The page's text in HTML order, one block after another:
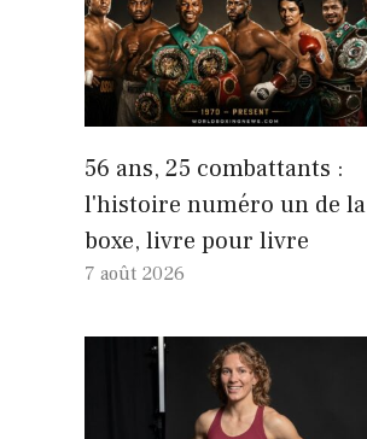
56 ans, 25 combattants :
l'histoire numéro un de la
boxe, livre pour livre
7 août 2026